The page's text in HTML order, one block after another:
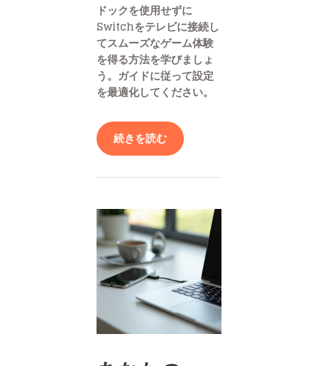
ドックを使用せずに
Switchをテレビに接続し
てスムーズなゲーム体験
を得る方法を学びましょ
う。ガイドに従って設定
を最適化してください。
続きを読む